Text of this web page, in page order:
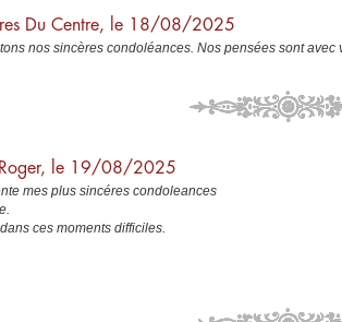
Du Centre, le 18/08/2025
nos sincères condoléances. Nos pensées sont avec
le 19/08/2025
mes plus sincéres condoleances
ces moments difficiles.